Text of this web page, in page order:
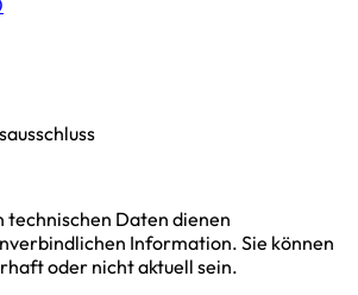
Daten dienen
Information. Sie können
oder nicht aktuell sein.